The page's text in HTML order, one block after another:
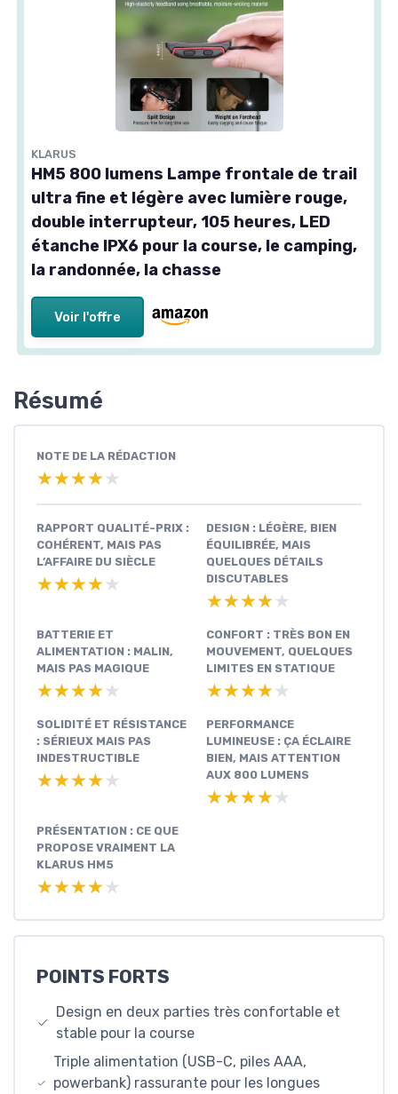
KLARUS
HM5 800 lumens Lampe frontale de trail
ultra fine et légère avec lumière rouge,
double interrupteur, 105 heures, LED
étanche IPX6 pour la course, le camping,
la randonnée, la chasse
Voir l'offre
Résumé
NOTE DE LA RÉDACTION
★★★★★
★★★★★
RAPPORT QUALITÉ-PRIX :
COHÉRENT, MAIS PAS
L’AFFAIRE DU SIÈCLE
★★★★★
★★★★★
DESIGN : LÉGÈRE, BIEN
ÉQUILIBRÉE, MAIS
QUELQUES DÉTAILS
DISCUTABLES
★★★★★
★★★★★
BATTERIE ET
ALIMENTATION : MALIN,
MAIS PAS MAGIQUE
★★★★★
★★★★★
CONFORT : TRÈS BON EN
MOUVEMENT, QUELQUES
LIMITES EN STATIQUE
★★★★★
★★★★★
SOLIDITÉ ET RÉSISTANCE
: SÉRIEUX MAIS PAS
INDESTRUCTIBLE
★★★★★
★★★★★
PERFORMANCE
LUMINEUSE : ÇA ÉCLAIRE
BIEN, MAIS ATTENTION
AUX 800 LUMENS
★★★★★
★★★★★
PRÉSENTATION : CE QUE
PROPOSE VRAIMENT LA
KLARUS HM5
★★★★★
★★★★★
POINTS FORTS
Design en deux parties très confortable et
stable pour la course
Triple alimentation (USB-C, piles AAA,
powerbank) rassurante pour les longues